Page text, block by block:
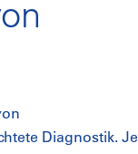
Diagnostik. Je